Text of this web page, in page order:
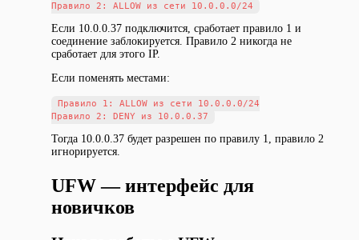
Если 10.0.0.37 подключится, сработает правило 1 и
соединение заблокируется. Правило 2 никогда не
сработает для этого IP.
Если поменять местами:
Правило 1: ALLOW из сети 10.0.0.0/24
Тогда 10.0.0.37 будет разрешен по правилу 1, правило 2
игнорируется.
UFW — интерфейс для
новичков